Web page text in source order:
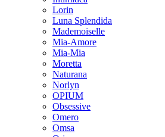
Lorin
Luna Splendida
Mademoiselle
Mia-Amore
Mia-Mia
Moretta
Naturana
Norlyn
OPIUM
Obsessive
Omero
Omsa